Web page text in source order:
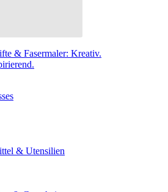
& Fasermaler: Kreativ.
& Utensilien